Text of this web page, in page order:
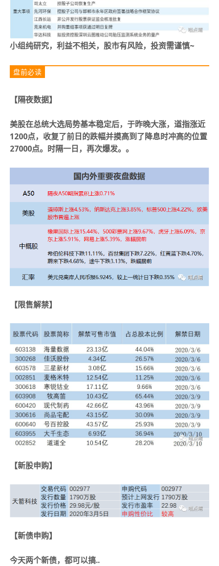
小组纯研究，利益不相关，股市有风险，投资需谨慎~
盘前必读
【隔夜数据】
美股在总统大选局势基本稳定后，于昨晚大涨，道指涨近
1200点，收复了前日的跌幅并摸高到了降息时冲高的位置
27000点。时隔一日，再次爆发。。
【限售解禁】
【新股申购】
【新债申购】
今天两个新债，都可以搞..